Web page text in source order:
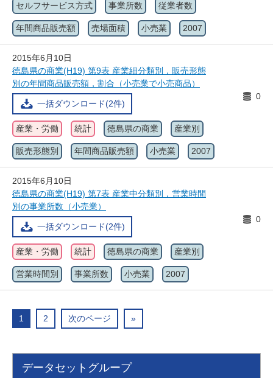
セルフサービス方式 事業所数 従業者数
年間商品販売額 売場面積 小売業 2007
2015年6月10日
徳島県の商業(H19) 第9表 産業細分類別，販売形態
別の年間商品販売額，割合（小売業で小売商品）
一括ダウンロード(2件)
0
産業・労働 統計 徳島県の商業 産業別
販売形態別 年間商品販売額 小売業 2007
2015年6月10日
徳島県の商業(H19) 第7表 産業中分類別，営業時間
別の事業所数（小売業）
一括ダウンロード(2件)
0
産業・労働 統計 徳島県の商業 産業別
営業時間別 事業所数 小売業 2007
1 2 次のページ »
データセットグループ